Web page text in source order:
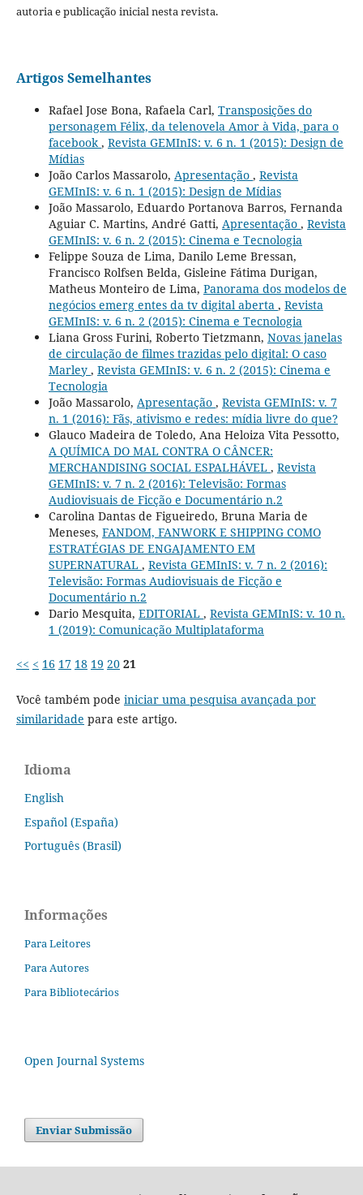
autoria e publicação inicial nesta revista.
Artigos Semelhantes
Rafael Jose Bona, Rafaela Carl, Transposições do
personagem Félix, da telenovela Amor à Vida, para o
facebook , Revista GEMInIS: v. 6 n. 1 (2015): Design de
Mídias
João Carlos Massarolo, Apresentação , Revista
GEMInIS: v. 6 n. 1 (2015): Design de Mídias
João Massarolo, Eduardo Portanova Barros, Fernanda
Aguiar C. Martins, André Gatti, Apresentação , Revista
GEMInIS: v. 6 n. 2 (2015): Cinema e Tecnologia
Felippe Souza de Lima, Danilo Leme Bressan,
Francisco Rolfsen Belda, Gisleine Fátima Durigan,
Matheus Monteiro de Lima, Panorama dos modelos de
negócios emerg entes da tv digital aberta , Revista
GEMInIS: v. 6 n. 2 (2015): Cinema e Tecnologia
Liana Gross Furini, Roberto Tietzmann, Novas janelas
de circulação de filmes trazidas pelo digital: O caso
Marley , Revista GEMInIS: v. 6 n. 2 (2015): Cinema e
Tecnologia
João Massarolo, Apresentação , Revista GEMInIS: v. 7
n. 1 (2016): Fãs, ativismo e redes: mídia livre do que?
Glauco Madeira de Toledo, Ana Heloiza Vita Pessotto,
A QUÍMICA DO MAL CONTRA O CÂNCER:
MERCHANDISING SOCIAL ESPALHÁVEL , Revista
GEMInIS: v. 7 n. 2 (2016): Televisão: Formas
Audiovisuais de Ficção e Documentário n.2
Carolina Dantas de Figueiredo, Bruna Maria de
Meneses, FANDOM, FANWORK E SHIPPING COMO
ESTRATÉGIAS DE ENGAJAMENTO EM
SUPERNATURAL , Revista GEMInIS: v. 7 n. 2 (2016):
Televisão: Formas Audiovisuais de Ficção e
Documentário n.2
Dario Mesquita, EDITORIAL , Revista GEMInIS: v. 10 n.
1 (2019): Comunicação Multiplataforma
<< < 16 17 18 19 20 21
Você também pode iniciar uma pesquisa avançada por
similaridade para este artigo.
Idioma
English
Español (España)
Português (Brasil)
Informações
Para Leitores
Para Autores
Para Bibliotecários
Open Journal Systems
Enviar Submissão